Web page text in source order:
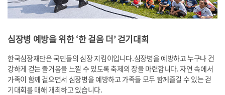
심장병 예방을 위한 ‘한 걸음 더’ 걷기대회
한국심장재단은 국민들의 심장 지킴이입니다.심장병을 예방하고 누구나 건
강하게 걷는 즐거움을 느낄 수 있도록 축제의 장을 마련합니다.자연 속에서
가족이 함께 걸으면서 심장병을 예방하고 가족들 모두 함께즐길 수 있는 걷
기대회를 매해 개최하고 있습니다.